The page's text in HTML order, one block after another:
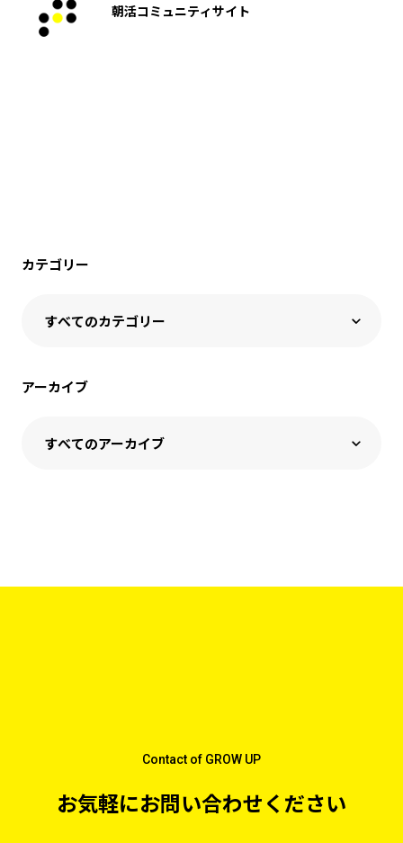
朝活コミュニティサイト
カテゴリー
アーカイブ
お気軽にお問い合わせください
Contact of GROW UP